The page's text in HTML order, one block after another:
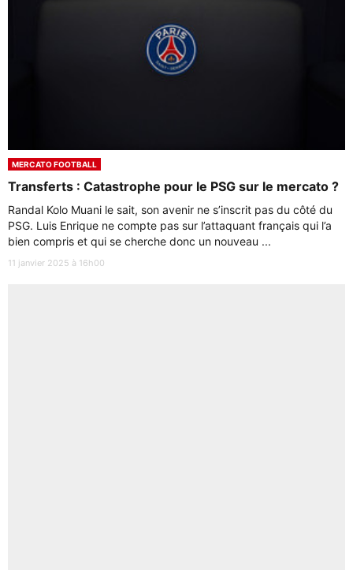
MERCATO FOOTBALL
Transferts : Catastrophe pour le PSG sur le mercato ?
Randal Kolo Muani le sait, son avenir ne s’inscrit pas du côté du
PSG. Luis Enrique ne compte pas sur l’attaquant français qui l’a
bien compris et qui se cherche donc un nouveau ...
11 janvier 2025 à 16h00